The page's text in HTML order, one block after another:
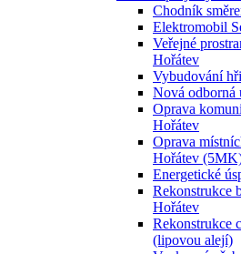
Chodník
Elektromobil
Veřejné
Hořátev
Vybudování
Nová odborná
Oprava
Hořátev
Oprava
Hořátev
Energetické
Rekonstrukce
Hořátev
Rekonstrukce
(lipovou alejí)